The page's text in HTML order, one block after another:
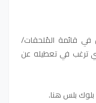
قائمة المُلحقات/
ترغب في تعطيله عن
بلس هنا.